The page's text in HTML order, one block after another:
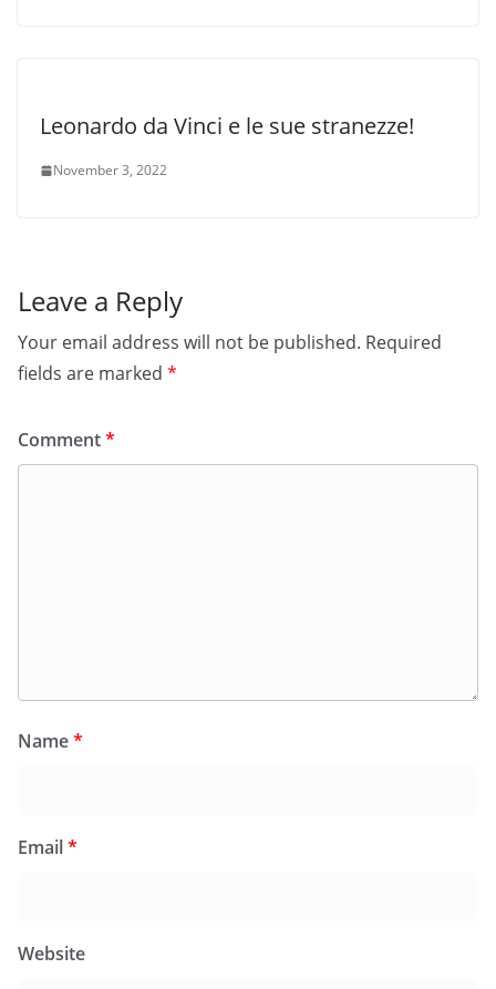
Leonardo da Vinci e le sue stranezze!
November 3, 2022
Leave a Reply
Your email address will not be published. Required
fields are marked *
Comment*
Name*
Email*
Website